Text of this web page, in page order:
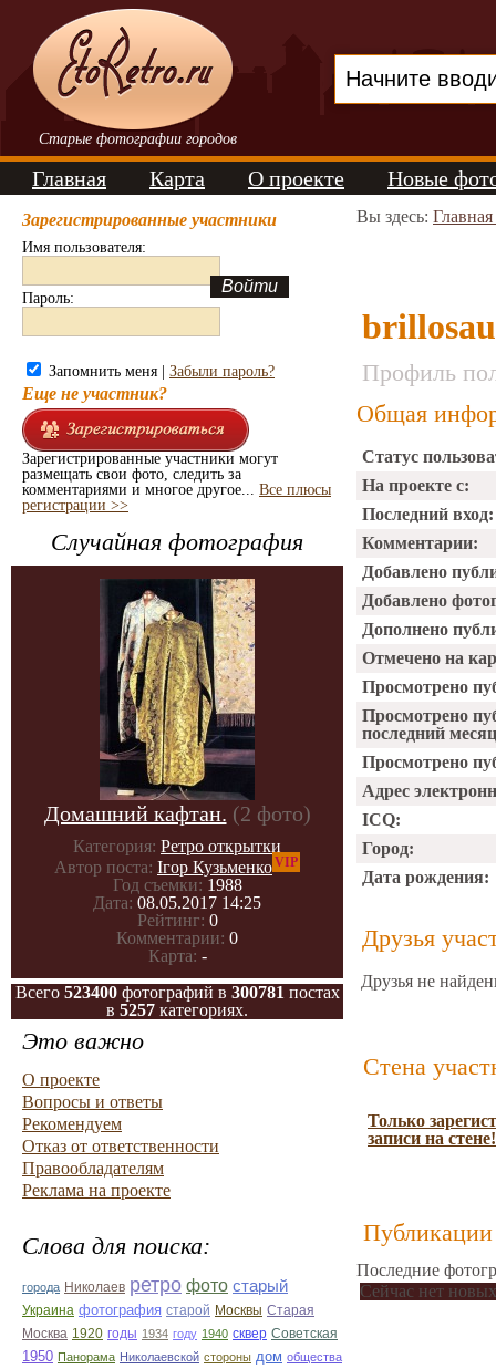
Старые фотографии городов
Главная Карта О проекте Новые
Зарегистрированные участники
Имя пользователя:
Пароль:
Запомнить меня | Забыли пароль?
Еще не участник?
Зарегистрированные участники могут
размещать свои фото, следить за
комментариями и многое другое... Все плюсы
регистрации >>
Случайная фотография
Домашний кафтан. (2 фото)
Категория: Ретро открытки
Автор поста: Ігор КузьменкоVIP
Год съемки: 1988
Дата: 08.05.2017 14:25
Рейтинг: 0
Комментарии: 0
Карта: -
Всего 523400фотографий в 300781 постах
в 5257 категориях.
Это важно
О проекте
Вопросы и ответы
Рекомендуем
Отказ от ответственности
Правообладателям
Реклама на проекте
Слова для поиска:
города Николаев ретро фото старый
Украина фотография старой Москвы Старая
Москва 1920 годы 1934 году 1940 сквер Советская
1950 Панорама Николаевской стороны дом общества
Вы здесь:
Профиль
Общая
Статус
На проекте с:
Последний вход:
Комментарии:
Добавлено
Добавлено
Дополнено
Отмечено на
Просмотрено
Просмотрено
последний
Просмотрено
Адрес
ICQ:
Город:
Дата рождения:
Друзья
Друзья не
Стена
Только
записи на стене!
Публикации
Последние
Сейчас нет